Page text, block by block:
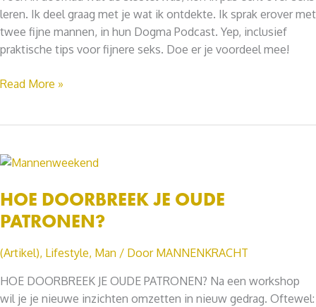
leren. Ik deel graag met je wat ik ontdekte. Ik sprak erover met
twee fijne mannen, in hun Dogma Podcast. Yep, inclusief
praktische tips voor fijnere seks. Doe er je voordeel mee!
HOE
SEKS?
Read More »
HOE DOORBREEK JE OUDE
PATRONEN?
(Artikel), Lifestyle, Man / Door MANNENKRACHT
HOE DOORBREEK JE OUDE PATRONEN? Na een workshop
wil je je nieuwe inzichten omzetten in nieuw gedrag. Oftewel: